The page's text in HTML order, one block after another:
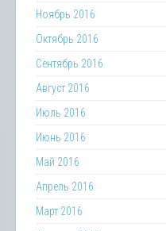
Ноябрь 2016
Октябрь 2016
Сентябрь 2016
Август 2016
Июль 2016
Июнь 2016
Май 2016
Апрель 2016
Март 2016